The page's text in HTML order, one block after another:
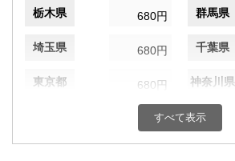
栃木県 680円 群馬県
埼玉県 680円 千葉県
東京都 680円 神奈川県
680円 富山県
すべて表示